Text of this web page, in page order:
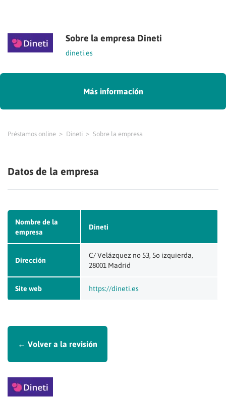
Sobre la empresa Dineti
dineti.es
Más información
Préstamos online Dineti Sobre la empresa
Datos de la empresa
Nombre de la
empresa
Dineti
Dirección
C/ Velázquez no 53, 5o izquierda,
28001 Madrid
Site web https://dineti.es
← Volver a la revisión